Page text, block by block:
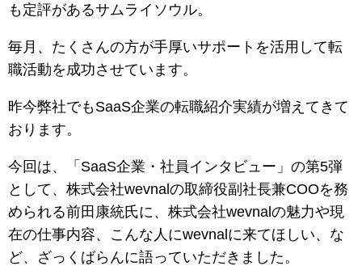
も定評があるサムライソウル。
毎月、たくさんの方が手厚いサポートを活用して転
職活動を成功させています。
昨今弊社でもSaaS企業の転職紹介実績が増えてきて
おります。
今回は、「SaaS企業・社員インタビュー」の第5弾
として、株式会社wevnalの取締役副社長兼COOを務
められる前田康統氏に、株式会社wevnalの魅力や現
在の仕事内容、こんな人にwevnalに来てほしい、な
ど、ざっくばらんに語っていただきました。